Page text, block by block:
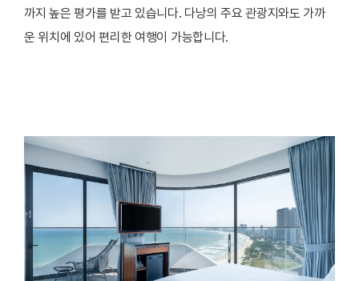
까지 높은 평가를 받고 있습니다. 다낭의 주요 관광지와도 가까
운 위치에 있어 편리한 여행이 가능합니다.